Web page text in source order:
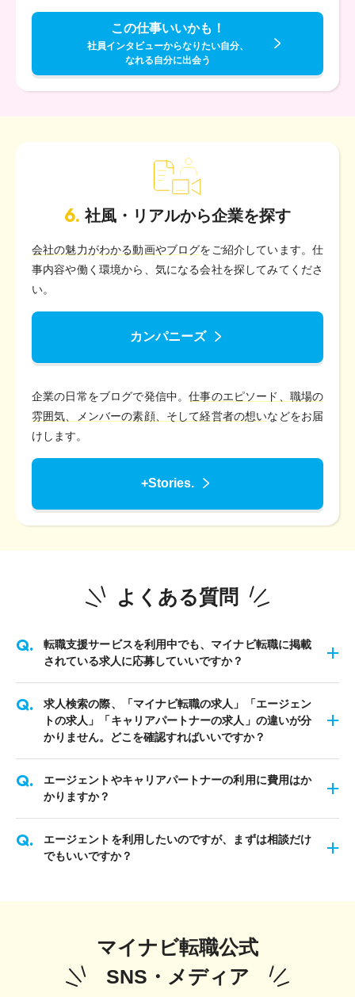
この仕事いいかも！
社員インタビューからなりたい自分、
なれる自分に出会う
6. 社風・リアルから企業を探す
会社の魅力がわかる動画やブログをご紹介しています。仕
事内容や働く環境から、気になる会社を探してみてくださ
い。
カンパニーズ
企業の日常をブログで発信中。仕事のエピソード、職場の
雰囲気、メンバーの素顔、そして経営者の想いなどをお届
けします。
+Stories.
よくある質問
転職支援サービスを利用中でも、マイナビ転職に掲載
されている求人に応募していいですか？
求人検索の際、「マイナビ転職の求人」「エージェン
トの求人」「キャリアパートナーの求人」の違いが分
かりません。どこを確認すればいいですか？
エージェントやキャリアパートナーの利用に費用はか
かりますか？
エージェントを利用したいのですが、まずは相談だけ
でもいいですか？
マイナビ転職公式
SNS・メディア